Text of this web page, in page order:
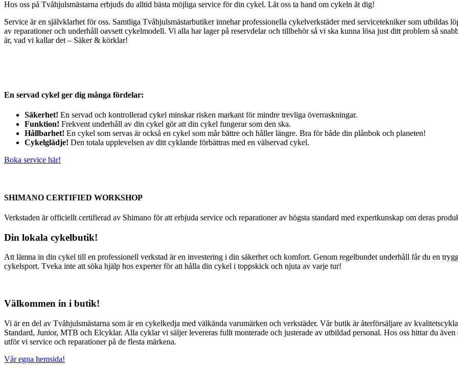
Hos oss på Tvåhjulsmästarna erbjuds du alltid bästa möjliga service för din cykel. Låt oss ta hand om cykeln åt dig!
Service är en självklarhet för oss. Samtliga Tvåhjulsmästarbutiker innehar professionella cykelverkstäder med servicetekniker som utbildas
av reparationer och underhåll oavsett cykelmodell. Vi alla har lager på reservdelar och tillbehör så vi ska kunna lösa just ditt problem så
är, vad vi kallar det – Säker & körklar!
En servad cykel ger dig många fördelar:
Säkerhet! En servad och kontrollerad cykel minskar risken markant för mindre trevliga överraskningar.
Funktion! Frekvent underhåll av din cykel gör att din cykel fungerar som den ska.
Hållbarhet! En cykel som servas är också en cykel som mår bättre och håller längre. Bra för både din plånbok och planeten!
Cykelglädje! Den totala upplevelsen av ditt cyklande förbättras med en välservad cykel.
Boka service här!
SHIMANO CERTIFIED WORKSHOP
Verkstaden är officiellt certifierad av Shimano för att erbjuda service och reparationer av högsta standard med expertkunskap om deras
Din lokala cykelbutik!
Att lämna in din cykel till en professionell verkstad är en investering i din säkerhet och komfort. Genom regelbundet underhåll får du en
cykelsport. Tveka inte att söka hjälp hos experter för att hålla din cykel i toppskick och njuta av varje tur!
Välkommen in i butik!
Vi är en del av Tvåhjulsmästarna som är en cykelkedja med välkända varumärken och verkstäder. Vår butik är återförsäljare av
Standard, Junior, MTB och Elcyklar. Alla cyklar vi säljer levereras fullt monterade och justerade av utbildad personal. Hos oss hittar du
utför vi service och reparationer på de flesta märkena.
Vår egna hemsida!